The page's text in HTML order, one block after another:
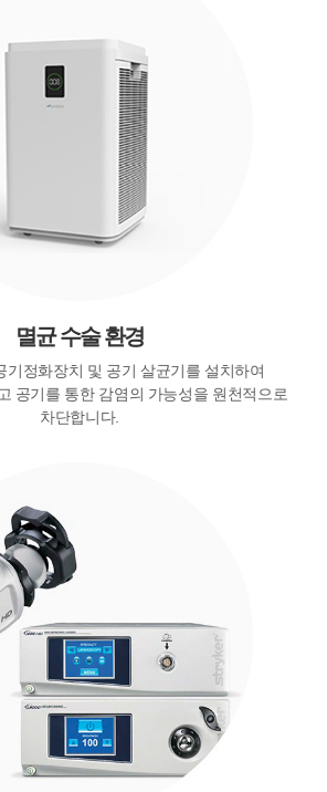
멸균 수술 환경
기정화장치 및 공기 살균기를 설치하여
공기를 통한 감염의 가능성을 원천적으로
차단합니다.